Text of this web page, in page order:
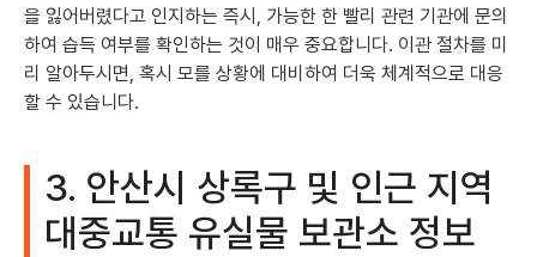
을 잃어버렸다고 인지하는 즉시, 가능한 한 빨리 관련 기관에 문의
하여 습득 여부를 확인하는 것이 매우 중요합니다. 이관 절차를 미
리 알아두시면, 혹시 모를 상황에 대비하여 더욱 체계적으로 대응
할 수 있습니다.
3. 안산시 상록구 및 인근 지역
대중교통 유실물 보관소 정보